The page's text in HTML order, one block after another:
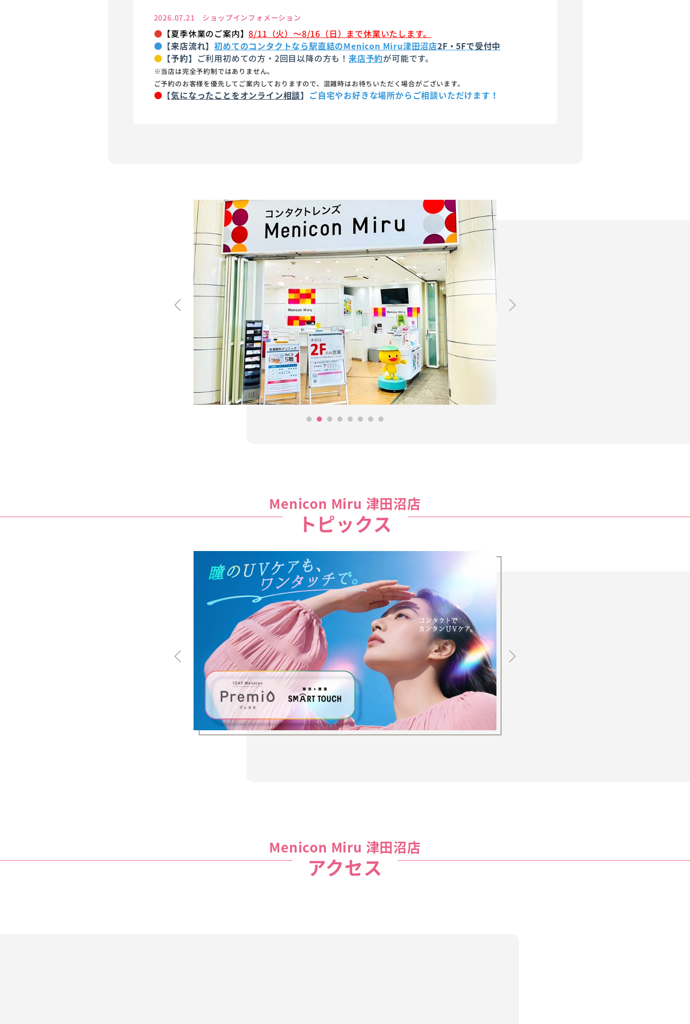
2026.07.21 ショップインフォメーション
● 【夏季休業のご案内】8/11（火）～8/16（日）まで休業いたします。
● 【来店流れ】初めてのコンタクトなら駅直結のMenicon Miru津田沼店2F・5Fで受付中
● 【予約】 ご利用初めての方・2回目以降の方も！ 来店予約が可能です。
※当店は完全予約制ではありません。
ご予約のお客様を優先してご案内しておりますので、混雑時はお待ちいただく場合がございます。
● 【気になったことをオンライン相談】 ご自宅やお好きな場所からご相談いただけます！
Menicon Miru 津田沼店
トピックス
Menicon Miru 津田沼店
アクセス